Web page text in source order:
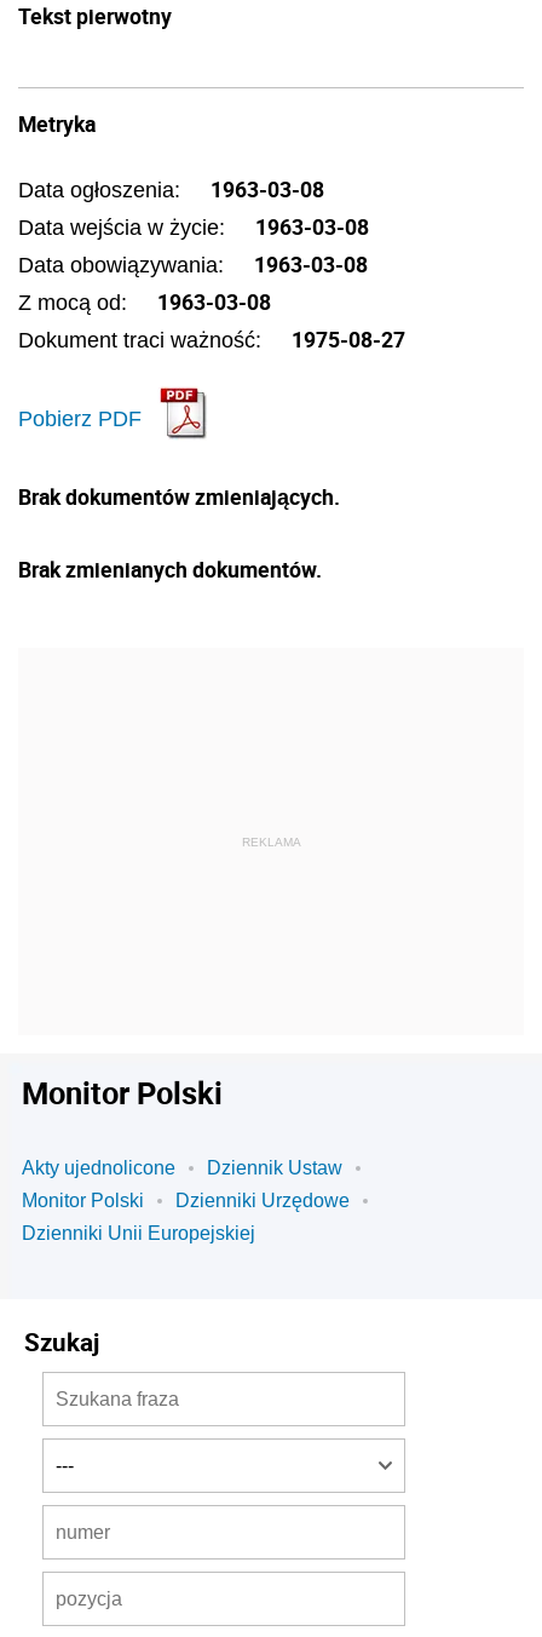
Tekst pierwotny
Metryka
Data ogłoszenia: 1963-03-08
Data wejścia w życie: 1963-03-08
Data obowiązywania: 1963-03-08
Z mocą od: 1963-03-08
Dokument traci ważność: 1975-08-27
Pobierz PDF
Brak dokumentów zmieniających.
Brak zmienianych dokumentów.
Monitor Polski
Akty ujednolicone
Dziennik Ustaw
Monitor Polski
Dzienniki Urzędowe
Dzienniki Unii Europejskiej
Szukaj